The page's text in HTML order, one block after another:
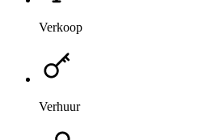
Verkoop
Verhuur